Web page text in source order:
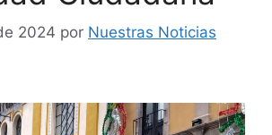
2024 por Nuestras Noticias